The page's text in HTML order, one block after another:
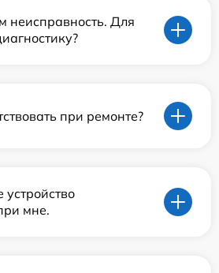
неисправность. Для
при ремонте?
устройство
мне.